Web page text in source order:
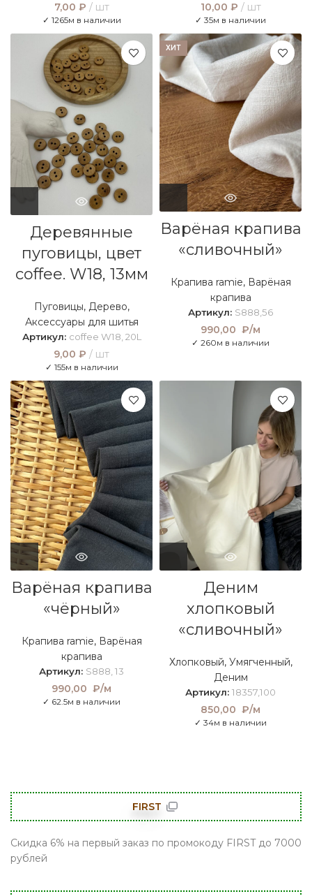
7,00 ₽ шт
✓ 1265м в наличии
10,00 ₽ шт
✓ 35м в наличии
Деревянные
пуговицы, цвет
coffee. W18, 13мм
Пуговицы, Дерево,
Аксессуары для шитья
Артикул: coffee W18, 20L
9,00 ₽ шт
✓ 155м в наличии
ХИТ
Варёная крапива
«сливочный»
Крапива ramie, Варёная
крапива
Артикул: S888,56
990,00 ₽/м
✓ 260м в наличии
Варёная крапива
«чёрный»
Крапива ramie, Варёная
крапива
Артикул: S888, 13
990,00 ₽/м
✓ 62.5м в наличии
Деним
хлопковый
«сливочный»
Хлопковый, Умягченный,
Деним
Артикул: 18357,100
850,00 ₽/м
✓ 34м в наличии
FIRST
Скидка 6% на первый заказ по промокоду FIRST до 7000
рублей